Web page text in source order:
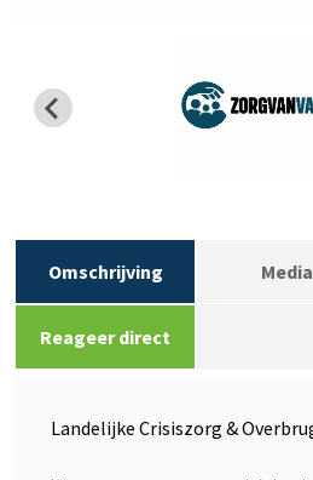
Omschrijving Media
Reageer direct
Landelijke Crisiszorg &